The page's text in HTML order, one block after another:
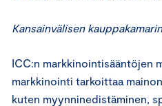
Kansainvälisen
ICC:n markkinointisääntöjen
markkinointi tarkoittaa
kuten myynninedistäminen,